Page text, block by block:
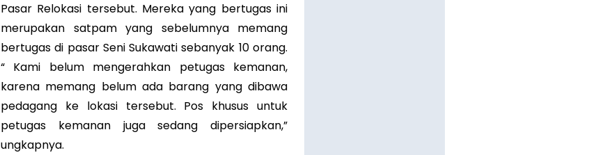
Pasar Relokasi tersebut. Mereka yang bertugas ini
merupakan satpam yang sebelumnya memang
bertugas di pasar Seni Sukawati sebanyak 10 orang.
“ Kami belum mengerahkan petugas kemanan,
karena memang belum ada barang yang dibawa
pedagang ke lokasi tersebut. Pos khusus untuk
petugas kemanan juga sedang dipersiapkan,”
ungkapnya.